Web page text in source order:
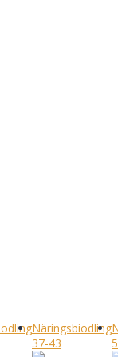
Näringsbiodling
37-43